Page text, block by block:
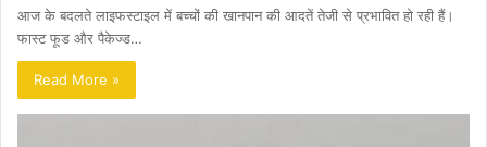
आज के बदलते लाइफस्टाइल में बच्चों की खानपान की आदतें तेजी से प्रभावित हो रही हैं।
फास्ट फूड और पैकेज्ड…
Read More »